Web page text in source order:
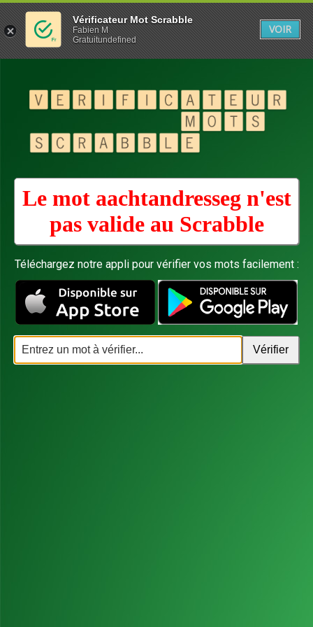
Le mot aachtandresseg n'est
pas valide au Scrabble
Téléchargez notre appli pour vérifier vos mots facilement :
Vérificateur Mot Scrabble
Fabien M
Gratuitundefined
VOIR